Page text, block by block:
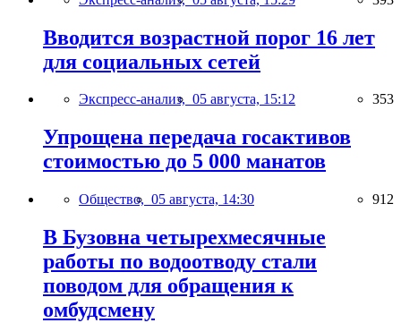
Вводится возрастной порог 16 лет
для социальных сетей
Экспресс-анализ, 05 августа, 15:12 353
Упрощена передача госактивов
стоимостью до 5 000 манатов
Общество, 05 августа, 14:30 912
В Бузовна четырехмесячные
работы по водоотводу стали
поводом для обращения к
омбудсмену